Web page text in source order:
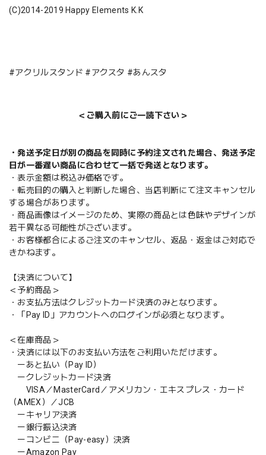
(C)2014-2019 Happy Elements K.K
#アクリルスタンド #アクスタ #あんスタ
＜ご購入前にご一読下さい＞
・発送予定日が別の商品を同時に予約注文された場合、発送予定
日が一番遅い商品に合わせて一括で発送となります。
・表示金額は税込み価格です。
・転売目的の購入と判断した場合、当店判断にて注文キャンセル
する場合があります。
・商品画像はイメージのため、実際の商品とは色味やデザインが
若干異なる可能性がございます。
・お客様都合によるご注文のキャンセル、返品・返金はご対応で
きかねます。
【決済について】
＜予約商品＞
・お支払方法はクレジットカード決済のみとなります。
・「Pay ID」アカウントへのログインが必須となります。
＜在庫商品＞
・決済には以下のお支払い方法をご利用いただけます。
ーあと払い（Pay ID）
ークレジットカード決済
VISA／MasterCard／アメリカン・エキスプレス・カード
（AMEX）／JCB
ーキャリア決済
ー銀行振込決済
ーコンビニ（Pay-easy）決済
ーAmazon Pay